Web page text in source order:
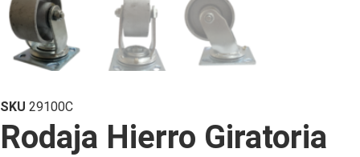
SKU 29100C
Rodaja Hierro Giratoria